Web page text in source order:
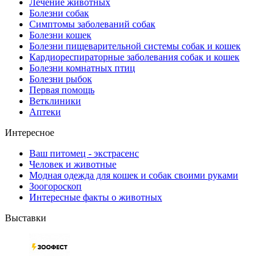
Лечение животных
Болезни собак
Симптомы заболеваний собак
Болезни кошек
Болезни пищеварительной системы собак и кошек
Кардиореспираторные заболевания собак и кошек
Болезни комнатных птиц
Болезни рыбок
Первая помощь
Ветклиники
Аптеки
Интересное
Ваш питомец - экстрасенс
Человек и животные
Модная одежда для кошек и собак своими руками
Зоогороскоп
Интересные факты о животных
Выставки